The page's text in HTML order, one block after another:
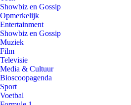
Showbiz en Gossip
Opmerkelijk
Entertainment
Showbiz en Gossip
Muziek
Film
Televisie
Media & Cultuur
Bioscoopagenda
Sport
Voetbal